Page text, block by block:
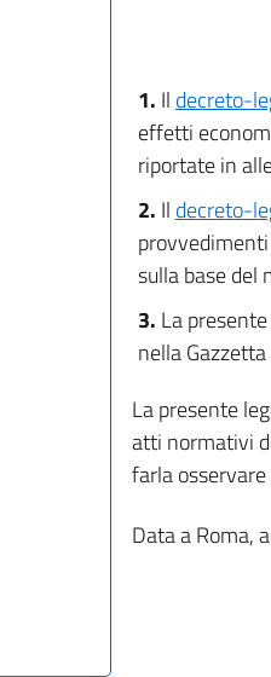
1. Il decreto-
effetti
riportate in
2. Il decreto-
sulla base del
3. La
nella
La presente
atti normativi
farla
Data a Roma,